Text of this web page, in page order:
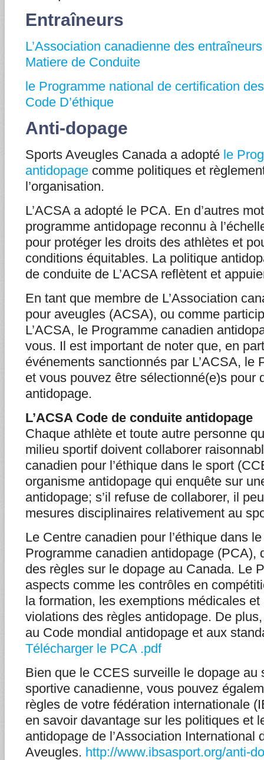
Entraîneurs
L’Association canadienne des
Matiere de Conduite
le Programme national de certification
Code D’éthique
Anti-dopage
Sports Aveugles Canada a adopté le
antidopage comme politiques et
l’organisation.
L’ACSA a adopté le PCA. En d’autres
programme antidopage reconnu à
pour protéger les droits des athlètes et
conditions équitables. La politique
de conduite de L’ACSA reflètent et
En tant que membre de L’Association
pour aveugles (ACSA), ou comme
L’ACSA, le Programme canadien
vous. Il est important de noter que, en
événements sanctionnés par L’ACSA, le
et vous pouvez être sélectionné(e)s pour
antidopage.
L’ACSA Code de conduite antidopage
Chaque athlète et toute autre personne
milieu sportif doivent collaborer
canadien pour l’éthique dans le sport
organisme antidopage qui enquête sur
antidopage; s’il refuse de collaborer, il
mesures disciplinaires relativement au
Le Centre canadien pour l’éthique dans
Programme canadien antidopage (PCA),
des règles sur le dopage au Canada. Le
aspects comme les contrôles en
la formation, les exemptions médicales
violations des règles antidopage. De
au Code mondial antidopage et aux
Télécharger le PCA .pdf
Bien que le CCES surveille le dopage au
sportive canadienne, vous pouvez
règles de votre fédération internationale
en savoir davantage sur les politiques et
antidopage de l’Association International
Aveugles. http://www.ibsasport.org/anti-